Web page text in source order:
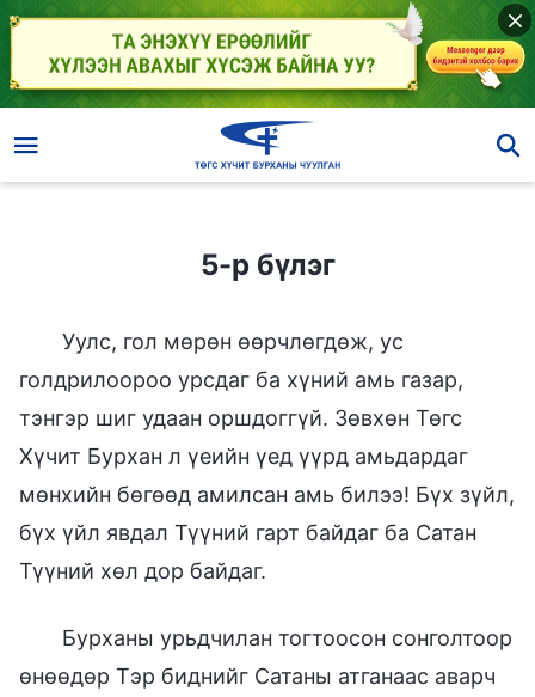
5-р бүлэг
Уулс, гол мөрөн өөрчлөгдөж, ус
голдрилоороо урсдаг ба хүний амь газар,
тэнгэр шиг удаан оршдоггүй. Зөвхөн Төгс
Хүчит Бурхан л үеийн үед үүрд амьдардаг
мөнхийн бөгөөд амилсан амь билээ! Бүх зүйл,
бүх үйл явдал Түүний гарт байдаг ба Сатан
Түүний хөл дор байдаг.
Бурханы урьдчилан тогтоосон сонголтоор
өнөөдөр Тэр биднийг Сатаны атганаас аварч